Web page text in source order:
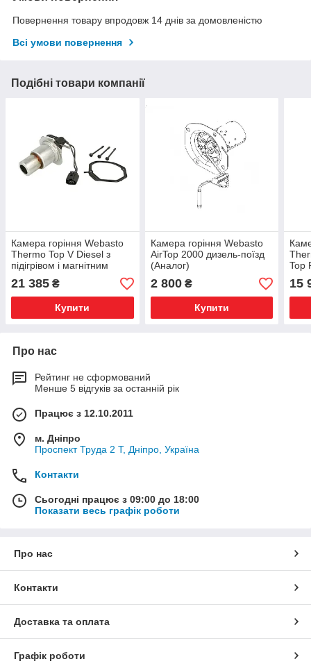
Повернення товару впродовж 14 днів за домовленістю
Всі умови повернення
Подібні товари компанії
Камера горіння Webasto
Thermo Top V Diesel з
підігрівом і магнітним
клапаном
21 385 ₴
Купити
Камера горіння Webasto
AirTop 2000 дизель-поїзд
(Аналог)
2 800₴
Купити
Top
15
Про нас
Рейтинг не сформований
Менше 5 відгуків за останній рік
Працює з 12.10.2011
м. Дніпро
Проспект Труда 2 Т, Дніпро, Україна
Контакти
Сьогодні працює з 09:00 до 18:00
Показати весь графік роботи
Про нас
Контакти
Доставка та оплата
Графік роботи